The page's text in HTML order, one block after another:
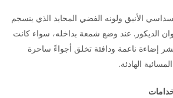
الأنيق ولونه الفضي المحايد الذي ينسجم
الديكور. عند وضع شمعة بداخله، سواء كانت
إضاءة ناعمة ودافئة تخلق أجواءً ساحرة
الهادئة.